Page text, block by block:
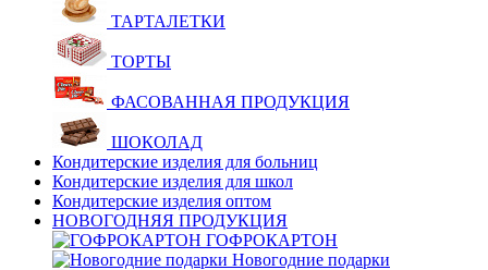
ТАРТАЛЕТКИ
ТОРТЫ
ФАСОВАННАЯ ПРОДУКЦИЯ
ШОКОЛАД
Кондитерские изделия для больниц
Кондитерские изделия для школ
Кондитерские изделия оптом
НОВОГОДНЯЯ ПРОДУКЦИЯ
ГОФРОКАРТОН
Новогодние подарки